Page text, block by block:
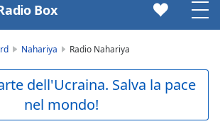
Box
Nahariya Radio Nahariya
dell'Ucraina. Salva la pace
nel mondo!